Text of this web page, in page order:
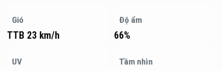
Gió
TTB 23 km/h
Độ ẩm
66%
UV Tầm nhìn